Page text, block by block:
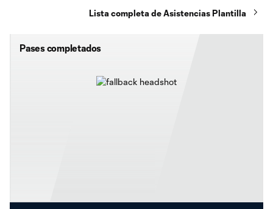
Lista completa de Asistencias Plantilla
Pases completados